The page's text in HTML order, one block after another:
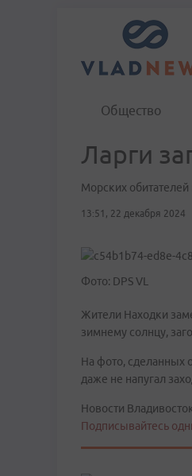
Общество
Ларги
Морских
13:51, 22 декабря 2024
Фото: DPS VL
Жители Находки
зимнему солнцу,
На фото, сделанных
даже не напугал
Новости
Подписывайтесь